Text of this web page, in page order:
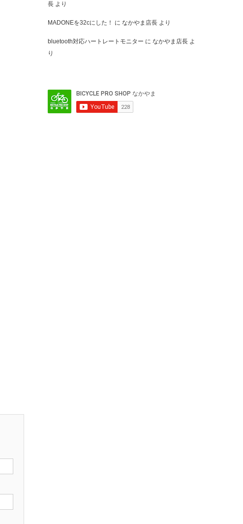
長 より
MADONEを32cにした！ に なかやま店長 より
bluetooth対応ハートレートモニター に なかやま店長 よ
り